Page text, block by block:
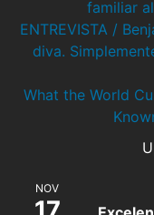
familiar
ENTREVISTA /
diva.
What the World
NOV